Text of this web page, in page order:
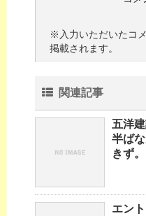
※入力いただいたコ
掲載されます。
関連記事
五洋
半ば
きず。
エン